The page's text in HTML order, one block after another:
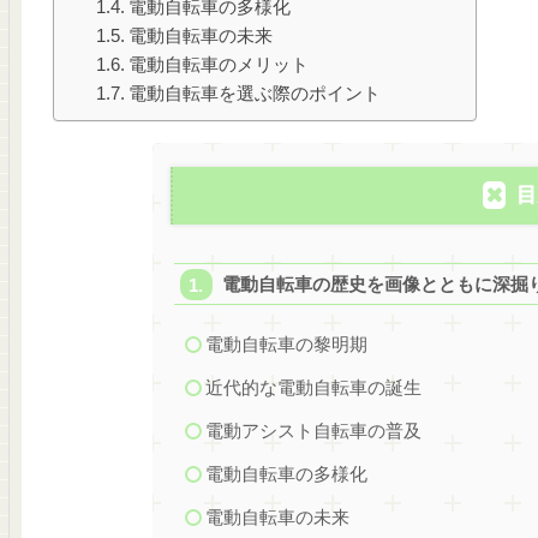
電動自転車の多様化
電動自転車の未来
電動自転車のメリット
電動自転車を選ぶ際のポイント
電動自転車の歴史を画像とともに深掘
電動自転車の黎明期
近代的な電動自転車の誕生
電動アシスト自転車の普及
電動自転車の多様化
電動自転車の未来